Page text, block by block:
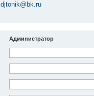
djtonik@bk.ru
Администратор